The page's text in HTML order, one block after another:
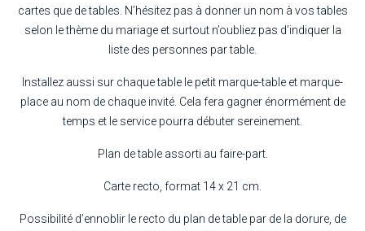
cartes que de tables. N’hésitez pas à donner un nom à vos tables
selon le thème du mariage et surtout n’oubliez pas d’indiquer la
liste des personnes par table.
Installez aussi sur chaque table le petit marque-table et marque-
place au nom de chaque invité. Cela fera gagner énormément de
temps et le service pourra débuter sereinement.
Plan de table assorti au faire-part.
Carte recto, format 14 x 21 cm.
Possibilité d’ennoblir le recto du plan de table par de la dorure, de